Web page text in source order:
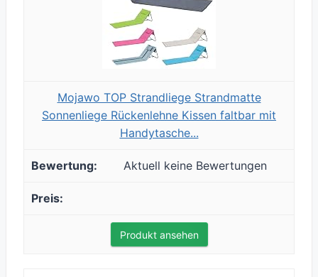
Mojawo TOP Strandliege Strandmatte
Sonnenliege Rückenlehne Kissen faltbar mit
Handytasche...
Aktuell keine Bewertungen
Produkt ansehen